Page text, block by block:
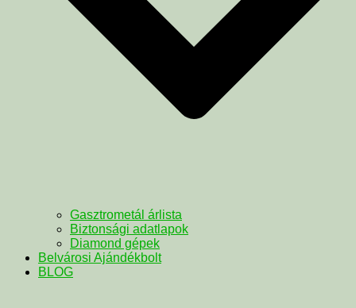
Gasztrometál árlista
Biztonsági adatlapok
Diamond gépek
Belvárosi Ajándékbolt
BLOG